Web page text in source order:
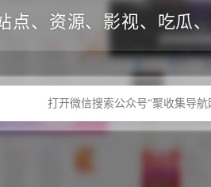
点、资源、影视、吃瓜